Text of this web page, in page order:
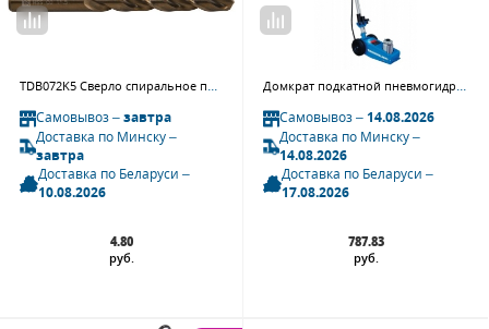
TDB072K5 Сверло спиральное по металлу HSS Co в ПВХ упаковке, d7.2 мм
Самовывоз –завтра
Доставка по Минску –
завтра
Доставка по Беларуси –
10.08.2026
4.80
руб.
Домкрат подкатной пневмогидравлический Trommelberg ij-22-t
Самовывоз –14.08.2026
Доставка по Минску –
14.08.2026
Доставка по Беларуси –
17.08.2026
787.83
руб.